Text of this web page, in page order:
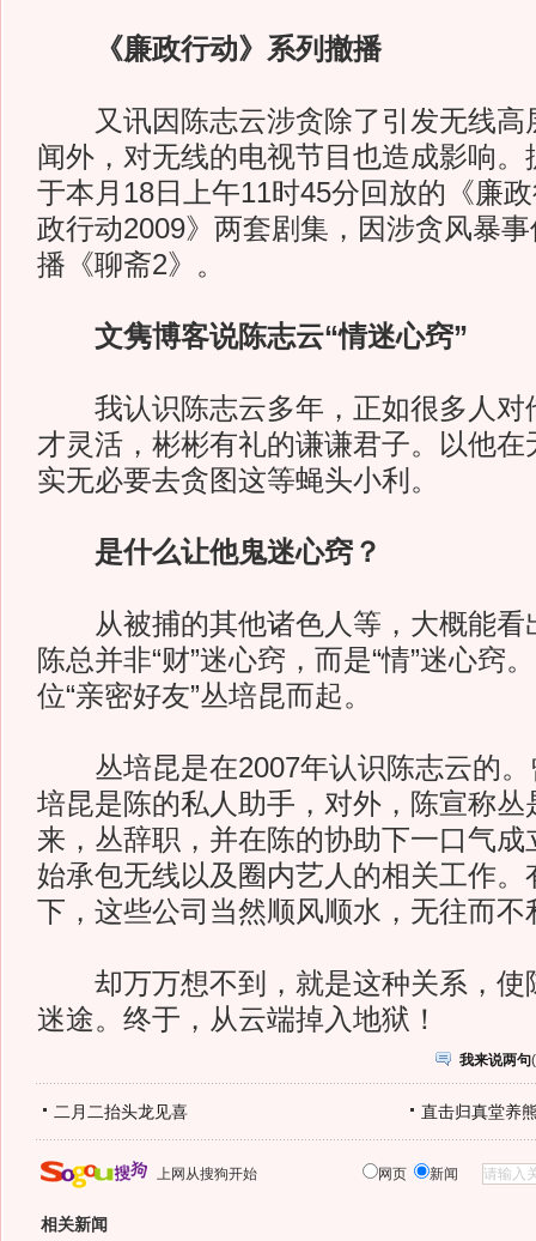
《廉政行动》系列撤播
又讯因陈志云涉贪除了引发无线高
闻外，对无线的电视节目也造成影响。
于本月18日上午11时45分回放的《廉
政行动2009》两套剧集，因涉贪风暴
播《聊斋2》。
文隽博客说陈志云“情迷心窍”
我认识陈志云多年，正如很多人对
才灵活，彬彬有礼的谦谦君子。以他在
实无必要去贪图这等蝇头小利。
是什么让他鬼迷心窍？
从被捕的其他诸色人等，大概能看
陈总并非“财”迷心窍，而是“情”迷心窍
位“亲密好友”丛培昆而起。
丛培昆是在2007年认识陈志云的。
培昆是陈的私人助手，对外，陈宣称丛
来，丛辞职，并在陈的协助下一口气成
始承包无线以及圈内艺人的相关工作。
下，这些公司当然顺风顺水，无往而不
却万万想不到，就是这种关系，使
迷途。终于，从云端掉入地狱！
我来说两句(
二月二抬头龙见喜 直击归真堂养
上网从搜狗开始 网页 新闻
相关新闻